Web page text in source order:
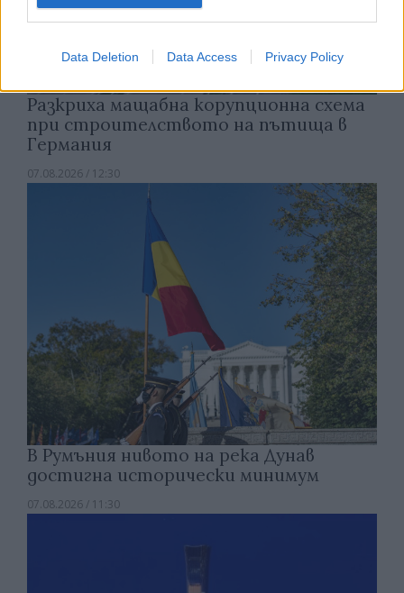
Data Deletion Data Access Privacy Policy
Разкриха мащабна корупционна схема
при строителството на пътища в
Германия
07.08.2026 / 12:30
В Румъния нивото на река Дунав
достигна исторически минимум
07.08.2026 / 11:30